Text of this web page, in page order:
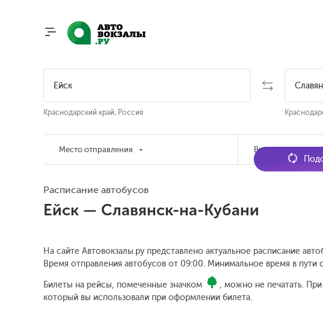
Краснодарский край, Россия
Место отправления Время
Расписание автобусов
Ейск — Славянск-на-Кубани
На сайте Автовокзалы.ру представлено актуальное расписание
Время отправления автобусов от 09:00. Минимальное время в пути
Билеты на рейсы, помеченные значком
, можно не печатать.
который вы использовали при оформлении билета.